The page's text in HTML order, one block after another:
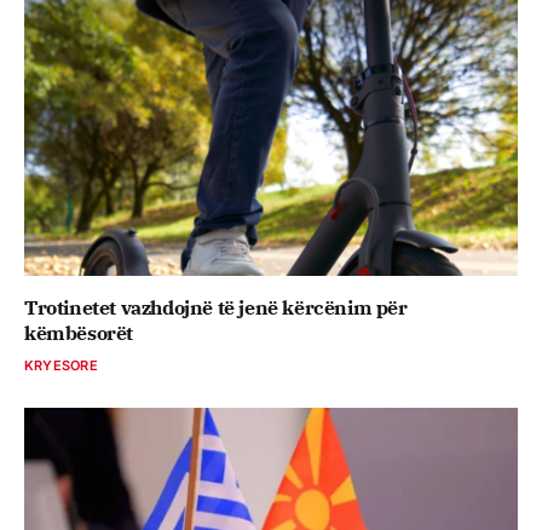
Trotinetet vazhdojnë të jenë kërcënim për
këmbësorët
KRYESORE